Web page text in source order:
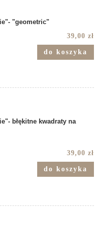
"geometric"
39,00 zł
do koszyka
błękitne kwadraty na
39,00 zł
do koszyka